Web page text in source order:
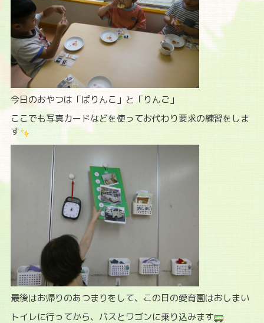
今日のおやつは「ぱりんこ」と「りんご」
ここでも写真カードなどを使ってお代わり要求の練習をしま
す
最後はお帰りのあつまりをして、この日の愛育園はおしまい
トイレに行ってから、バスとワゴンに乗り込みます